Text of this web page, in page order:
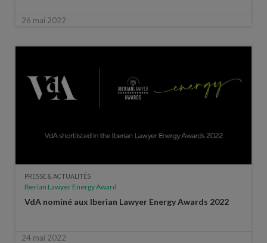
26 mai 2022
PRESSE & ACTUALITÉS
Iberian Lawyer Energy Award
VdA nominé aux Iberian Lawyer Energy Awards 2022
24 mai 2022